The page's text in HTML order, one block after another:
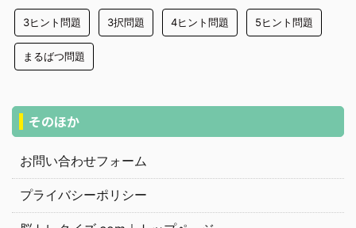
3ヒント問題 3択問題 4ヒント問題 5ヒント問題
まるばつ問題
そのほか
お問い合わせフォーム
プライバシーポリシー